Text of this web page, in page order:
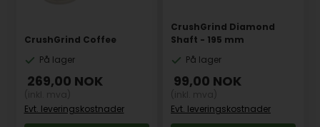
CrushGrind Coffee
På lager
269,00 NOK
Evt. leveringskostnader
CrushGrind Diamond
Shaft - 195 mm
På lager
99,00 NOK
Evt. leveringskostnader